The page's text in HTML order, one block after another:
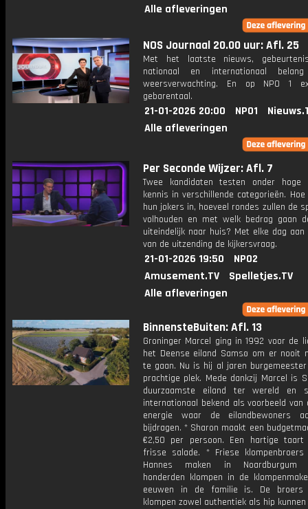
Alle afleveringen
NOS Journaal 20.00 uur: Afl. 25
Met het laatste nieuws,
nationaal en internationaal
weersverwachting. En op NPO 1
gebarentaal.
21-01-2026 20:00 NPO1
Alle afleveringen
Per Seconde Wijzer: Afl. 7
Twee kandidaten testen onder hoge
kennis in verschillende categorieën.
hun jokers in, hoeveel rondes zullen de
volhouden en met welk bedrag gaan
uiteindelijk naar huis? Met elke dag
van de uitzending de kijkersvraag.
21-01-2026 19:50
NPO2
Amusement.TV
Spelletjes.TV
Alle afleveringen
BinnensteBuiten: Afl. 13
Groninger Marcel ging in 1992 voor de
het Deense eiland Samsø om er nooit
te gaan. Nu is hij al jaren
prachtige plek. Mede dankzij Marcel is
duurzaamste eiland ter wereld en
internationaal bekend als voorbeeld van
energie waar de eilandbewoners
bijdragen. * Sharon maakt een
€2,50 per persoon. Een hartige
frisse salade. * Friese
Hannes maken in Noardburgum
honderden klompen in de
eeuwen in de familie is. De
klompen zowel authentiek als hip kunnen